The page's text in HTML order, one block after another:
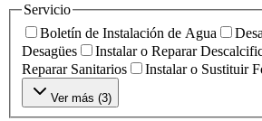
Servicio
Boletín de Instalación de Agua
Desagües
Instalar o Reparar
Reparar Sanitarios
Instalar o Sustituir
Ver más (3)